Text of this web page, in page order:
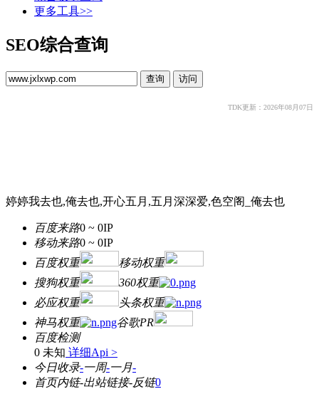
更多工具>>
SEO综合查询
TDK更新：2026年08月07日
婷婷我去也,俺去也,开心五月,五月深深爱,色空阁_俺去也
百度来路0 ~ 0IP
移动来路0 ~ 0IP
百度权重
移动权重
搜狗权重
360权重
必应权重
头条权重
神马权重
谷歌PR
百度检测
0 未知 详细Api >
今日收录-一周-一月-
首页内链-出站链接-反链0